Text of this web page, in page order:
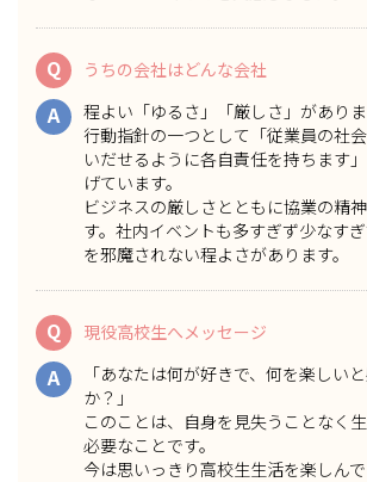
Q うちの会社はどんな会社
A
程よい「ゆるさ」「厳しさ」がありま
行動指針の一つとして「従業員の社
いだせるように各自責任を持ちます
げています。
ビジネスの厳しさとともに協業の精
す。社内イベントも多すぎず少なす
を邪魔されない程よさがあります。
Q 現役高校生へメッセージ
A
「あなたは何が好きで、何を楽しい
か？」
このことは、自身を見失うことなく
必要なことです。
今は思いっきり高校生生活を楽しんで